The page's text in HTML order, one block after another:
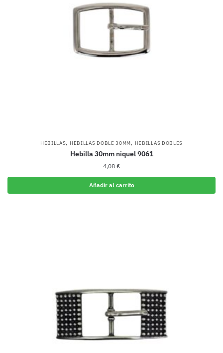
HEBILLAS, HEBILLAS DOBLE 30MM, HEBILLAS DOBLES
Hebilla 30mm niquel 9061
4,08 €
Añadir al carrito